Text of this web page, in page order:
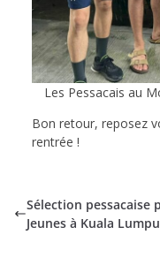
Les Pessacais au
Bon retour, reposez
rentrée !
Sélection pessacaise
Jeunes à Kuala